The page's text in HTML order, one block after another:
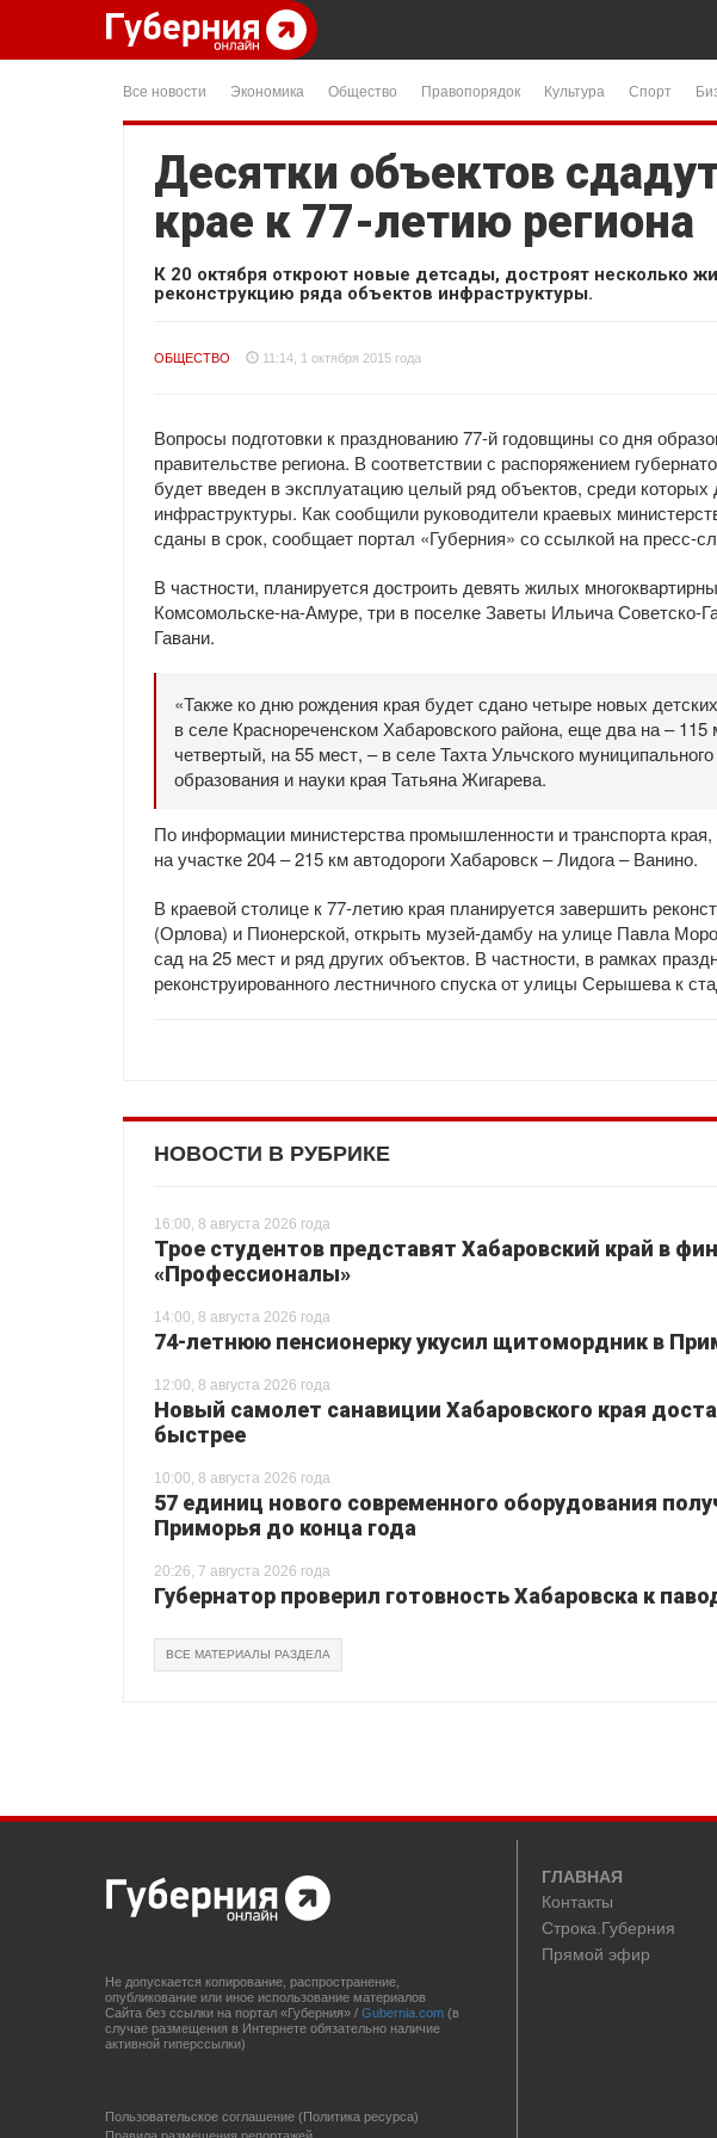
Все новости Экономика Общество Правопорядок Культура Спорт
Десятки объектов
крае к 77-летию региона
К 20 октября откроют новые детсады, достроят несколько
реконструкцию ряда объектов инфраструктуры.
ОБЩЕСТВО 11:14, 1 октября 2015 года
Вопросы подготовки к празднованию 77-й годовщины со дня
правительстве региона. В соответствии с распоряжением
будет введен в эксплуатацию целый ряд объектов, среди
инфраструктуры. Как сообщили руководители краевых
сданы в срок, сообщает портал «Губерния» со ссылкой на пресс-
В частности, планируется достроить девять жилых
Комсомольске-на-Амуре, три в поселке Заветы Ильича Советско-
Гавани.
«Также ко дню рождения края будет сдано четыре новых
в селе Краснореченском Хабаровского района, еще два на –
четвертый, на 55 мест, – в селе Тахта Ульчского
образования и науки края Татьяна Жигарева.
По информации министерства промышленности и транспорта
на участке 204 – 215 км автодороги Хабаровск – Лидога – Ванино.
В краевой столице к 77-летию края планируется завершить
(Орлова) и Пионерской, открыть музей-дамбу на улице Павла
сад на 25 мест и ряд других объектов. В частности, в рамках
реконструированного лестничного спуска от улицы Серышева к
НОВОСТИ В РУБРИКЕ
16:00, 8 августа 2026 года
Трое студентов представят Хабаровский край в
«Профессионалы»
14:00, 8 августа 2026 года
74-летнюю пенсионерку укусил щитомордник в
12:00, 8 августа 2026 года
Новый самолет санавиции Хабаровского края
быстрее
10:00, 8 августа 2026 года
57 единиц нового современного оборудования
Приморья до конца года
20:26, 7 августа 2026 года
Губернатор проверил готовность Хабаровска к
ВСЕ МАТЕРИАЛЫ РАЗДЕЛА
Не допускается копирование, распространение,
опубликование или иное использование материалов
Сайта без ссылки на портал «Губерния» / Gubernia.com (в
случае размещения в Интернете обязательно наличие
активной гиперссылки)
Пользовательское соглашение (Политика ресурса)
ГЛАВНАЯ
Контакты
Строка.Губерния
Прямой эфир